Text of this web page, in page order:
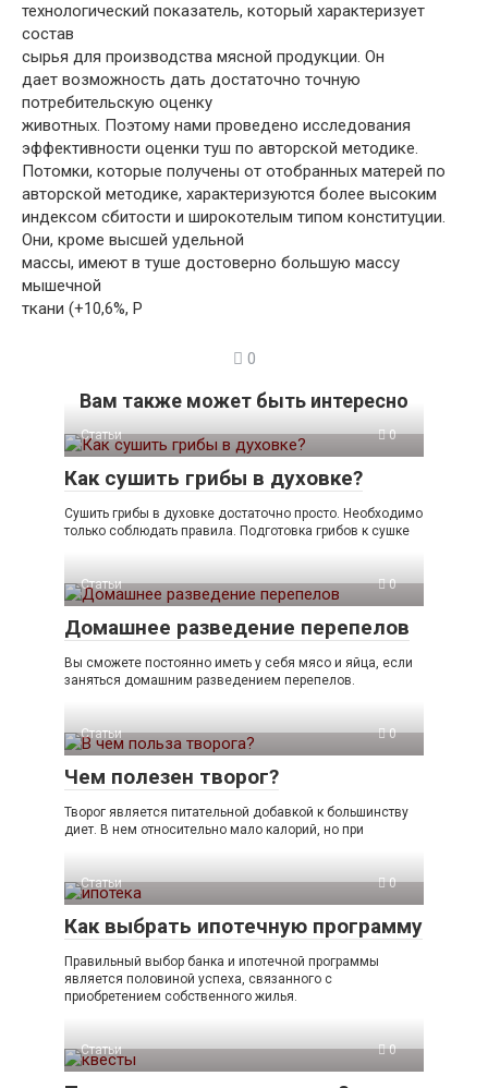
технологический показатель, который характеризует
состав
сырья для производства мясной продукции. Он
дает возможность дать достаточно точную
потребительскую оценку
животных. Поэтому нами проведено исследования
эффективности оценки туш по авторской методике.
Потомки, которые получены от отобранных матерей по
авторской методике, характеризуются более высоким
индексом сбитости и широкотелым типом конституции.
Они, кроме высшей удельной
массы, имеют в туше достоверно большую массу
мышечной
ткани (+10,6%, Р
0
Вам также может быть интересно
Статьи 0
Как сушить грибы в духовке?
Сушить грибы в духовке достаточно просто. Необходимо
только соблюдать правила. Подготовка грибов к сушке
Статьи 0
Домашнее разведение перепелов
Вы сможете постоянно иметь у себя мясо и яйца, если
заняться домашним разведением перепелов.
Статьи 0
Чем полезен творог?
Творог является питательной добавкой к большинству
диет. В нем относительно мало калорий, но при
Статьи 0
Как выбрать ипотечную программу
Правильный выбор банка и ипотечной программы
является половиной успеха, связанного с
приобретением собственного жилья.
Статьи 0